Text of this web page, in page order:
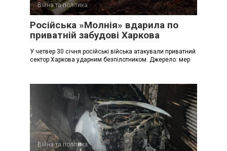
Війна та політика
Російська »Молнія» вдарила по
приватній забудові Харкова
У четвер 30 січня російські війська атакували приватний
сектор Харкова ударним безпілотником. Джерело: мер
Війна та політика